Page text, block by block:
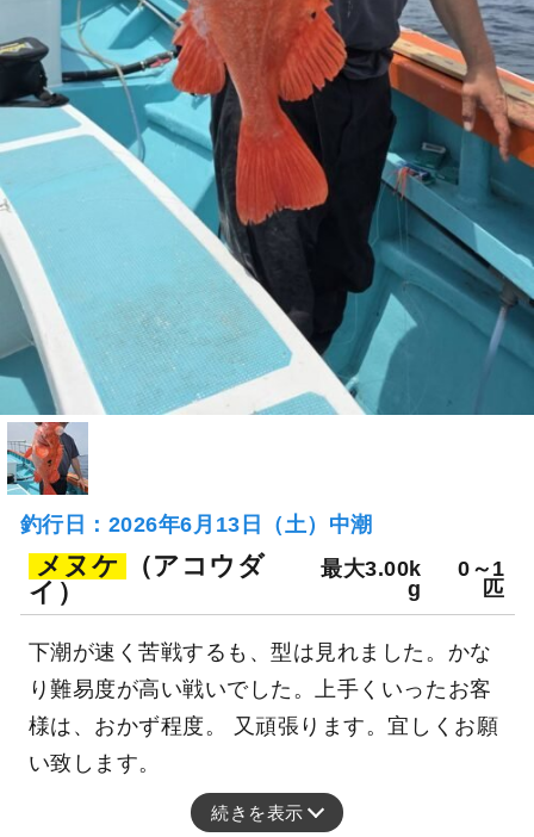
釣行日：2026年6月13日（土）中潮
メヌケ
（アコウダ
イ）
最大3.00k
g
0～1
匹
下潮が速く苦戦するも、型は見れました。かな
り難易度が高い戦いでした。上手くいったお客
様は、おかず程度。 又頑張ります。宜しくお願
い致します。
続きを表示